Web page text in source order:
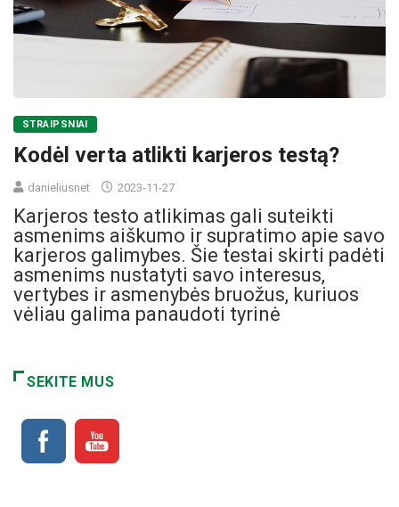
STRAIPSNIAI
Kodėl verta atlikti karjeros testą?
danieliusnet 2023-11-27
Karjeros testo atlikimas gali suteikti
asmenims aiškumo ir supratimo apie savo
karjeros galimybes. Šie testai skirti padėti
asmenims nustatyti savo interesus,
vertybes ir asmenybės bruožus, kuriuos
vėliau galima panaudoti tyrinė
SEKITE MUS